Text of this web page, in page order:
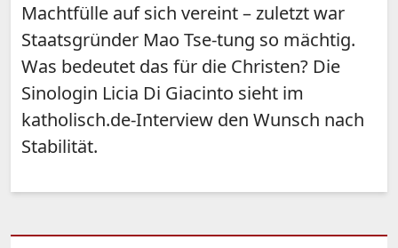
Machtfülle auf sich vereint – zuletzt war
Staatsgründer Mao Tse-tung so mächtig.
Was bedeutet das für die Christen? Die
Sinologin Licia Di Giacinto sieht im
katholisch.de-Interview den Wunsch nach
Stabilität.